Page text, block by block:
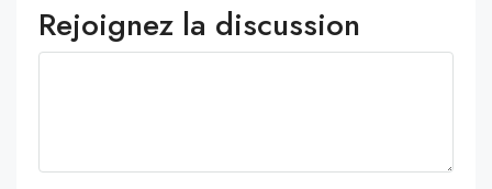
Rejoignez la discussion